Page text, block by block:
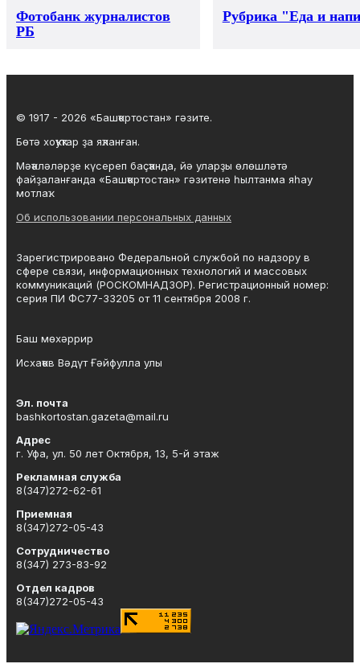
Фотобанк журналистов
РБ
Рубрика "Еда и
© 1917 - 2026 «Башҡортостан» гәзите.
Бөтә хоҡуҡтар ҙа яҡланған.
Мәҡәләләрҙе күсереп баҫҡанда, йә уларҙы өлөшләтә
файҙаланғанда «Башҡортостан» гәзитенә һылтанма яһау
мотлаҡ.
Об использовании персональных данных
Зарегистрировано Федеральной службой по надзору в
сфере связи, информационных технологий и массовых
коммуникаций (РОСКОМНАДЗОР). Регистрационный номер:
серия ПИ ФС77-33205 от 11 сентября 2008 г.
Баш мөхәррир
Исхаҡов Вәдүт Ғәйфулла улы
Эл. почта
bashkortostan.gazeta@mail.ru
Адрес
г. Уфа, ул. 50 лет Октября, 13, 5-й этаж
Рекламная служба
8(347)272-62-61
Приемная
8(347)272-05-43
Сотрудничество
8(347) 273-83-92
Отдел кадров
8(347)272-05-43